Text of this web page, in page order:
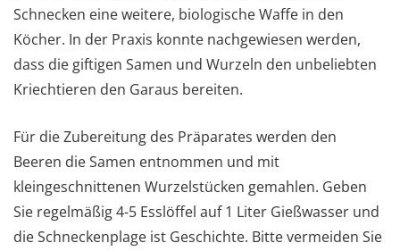
Schnecken eine weitere, biologische Waffe in den
Köcher. In der Praxis konnte nachgewiesen werden,
dass die giftigen Samen und Wurzeln den unbeliebten
Kriechtieren den Garaus bereiten.
Für die Zubereitung des Präparates werden den
Beeren die Samen entnommen und mit
kleingeschnittenen Wurzelstücken gemahlen. Geben
Sie regelmäßig 4-5 Esslöffel auf 1 Liter Gießwasser und
die Schneckenplage ist Geschichte. Bitte vermeiden Sie